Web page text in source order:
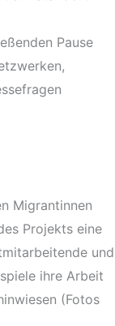
Pause
Migrantinnen
Projekts eine
und
ihre Arbeit
(Fotos